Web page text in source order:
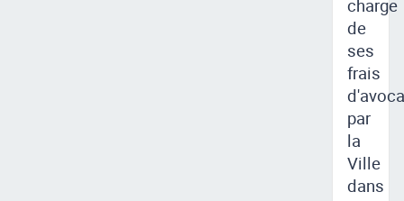
charge
de
ses
frais
par
la
Ville
dans